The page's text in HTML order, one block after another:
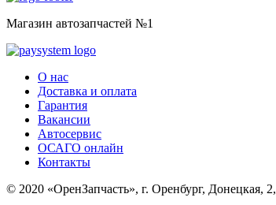
Магазин автозапчастей №1
О нас
Доставка и оплата
Гарантия
Вакансии
Автосервис
ОСАГО онлайн
Контакты
© 2020 «ОренЗапчасть», г. Оренбург, Донецкая, 2,